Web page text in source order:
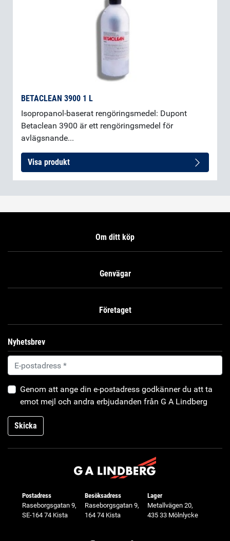
BETACLEAN 3900 1 L
Isopropanol-baserat rengöringsmedel: Dupont
Betaclean 3900 är ett rengöringsmedel för
avlägsnande...
Visa produkt
Om ditt köp
Genvägar
Företaget
Nyhetsbrev
Genom att ange din e-postadress godkänner du att ta
emot mejl och andra erbjudanden från G A Lindberg
Skicka
Postadress
Raseborgsgatan 9,
SE-164 74 Kista
Besöksadress
Raseborgsgatan 9,
164 74 Kista
Lager
Metallvägen 20,
435 33 Mölnlycke